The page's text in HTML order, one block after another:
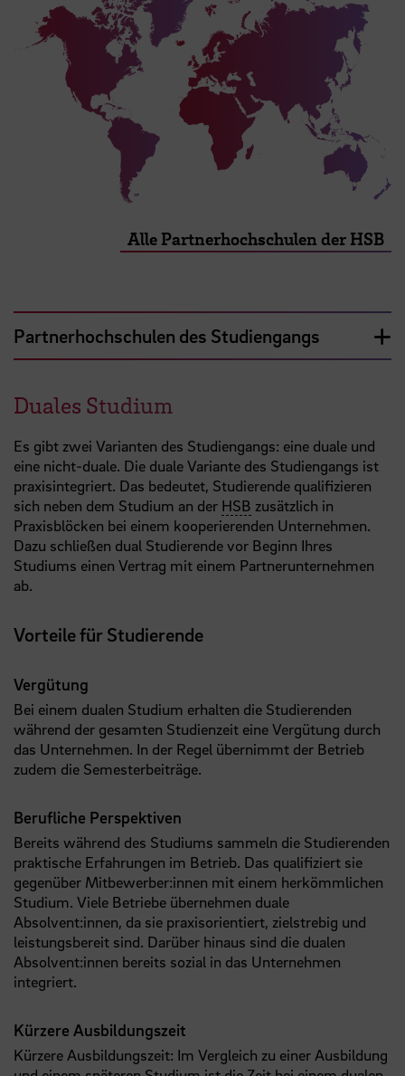
Alle Partnerhochschulen der HSB
Partnerhochschulen des Studiengangs
Duales Studium
Es gibt zwei Varianten des Studiengangs: eine duale und
eine nicht-duale. Die duale Variante des Studiengangs ist
praxisintegriert. Das bedeutet, Studierende qualifizieren
sich neben dem Studium an der HSB zusätzlich in
Praxisblöcken bei einem kooperierenden Unternehmen.
Dazu schließen dual Studierende vor Beginn Ihres
Studiums einen Vertrag mit einem Partnerunternehmen
ab.
Vorteile für Studierende
Vergütung
Bei einem dualen Studium erhalten die Studierenden
während der gesamten Studienzeit eine Vergütung durch
das Unternehmen. In der Regel übernimmt der Betrieb
zudem die Semesterbeiträge.
Berufliche Perspektiven
Bereits während des Studiums sammeln die Studierenden
praktische Erfahrungen im Betrieb. Das qualifiziert sie
gegenüber Mitbewerber:innen mit einem herkömmlichen
Studium. Viele Betriebe übernehmen duale
Absolvent:innen, da sie praxisorientiert, zielstrebig und
leistungsbereit sind. Darüber hinaus sind die dualen
Absolvent:innen bereits sozial in das Unternehmen
integriert.
Kürzere Ausbildungszeit
Kürzere Ausbildungszeit: Im Vergleich zu einer Ausbildung